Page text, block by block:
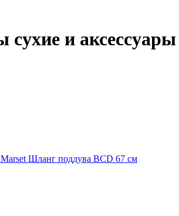
и
Marset Шланг поддува BCD 67 см